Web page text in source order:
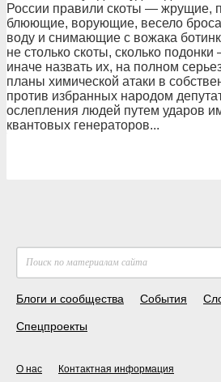
России правили скоты — жрущие,
блюющие, ворующие, весело
воду и снимающие с вожака
не столько скоты, сколько
иначе назвать их, на полном
планы химической атаки в
против избранных народом
ослепления людей путем ударов
квантовых генераторов...
Блоги и сообщества События
Спецпроекты
О нас Контактная информация